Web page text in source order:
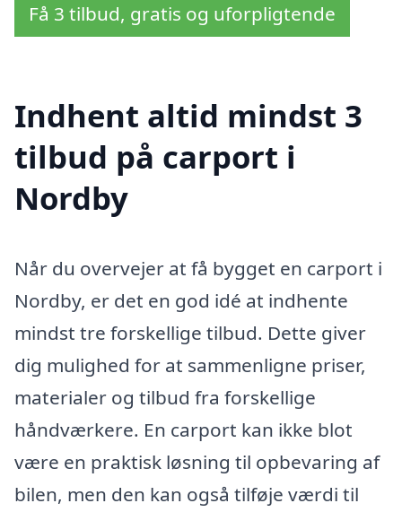
Få 3 tilbud, gratis og uforpligtende
Indhent altid mindst 3
tilbud på carport i
Nordby
Når du overvejer at få bygget en carport i
Nordby, er det en god idé at indhente
mindst tre forskellige tilbud. Dette giver
dig mulighed for at sammenligne priser,
materialer og tilbud fra forskellige
håndværkere. En carport kan ikke blot
være en praktisk løsning til opbevaring af
bilen, men den kan også tilføje værdi til